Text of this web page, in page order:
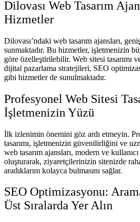
Dilovası Web Tasarım
Hizmetler
Dilovası’ndaki web tasarım ajansları,
sunmaktadır. Bu hizmetler, işletmenizin
göre özelleştirilebilir. Web sitesi tasarımı
dijital pazarlama stratejileri, SEO
gibi hizmetler de sunulmaktadır.
Profesyonel Web Sitesi
İşletmenizin Yüzü
İlk izlenimin önemini göz ardı etmeyin.
tasarımı, işletmenizin güvenilirliğini ve
web tasarım ajansları, modern ve
oluşturarak, ziyaretçilerinizin sitenizde
aradıklarını kolayca bulmasını sağlar.
SEO Optimizasyonu:
Üst Sıralarda Yer Alın